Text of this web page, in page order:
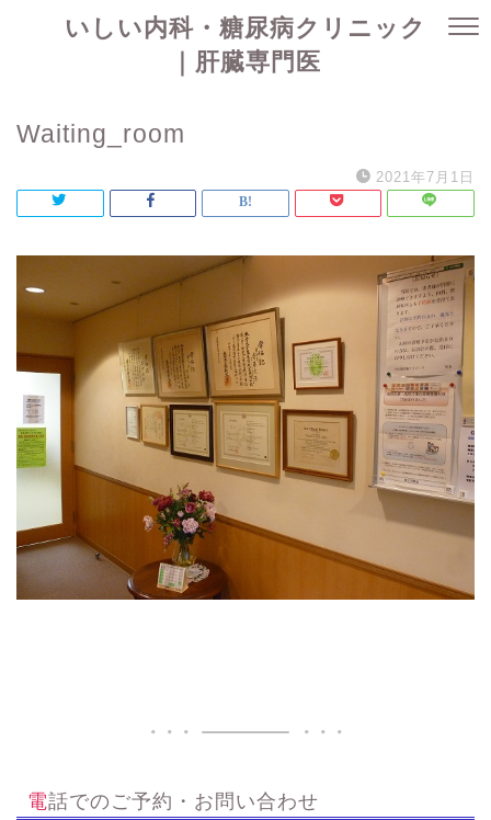
いしい内科・糖尿病クリニック
｜肝臓専門医
Waiting_room
2021年7月1日
電話でのご予約・お問い合わせ